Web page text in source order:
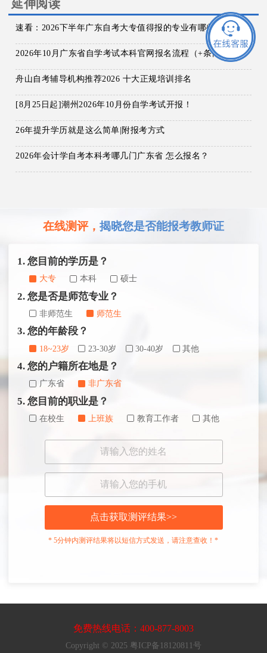
延伸阅读
速看：2026下半年广东自考大专值得报的专业有哪些？附报名时间与报考指南
2026年10月广东省自学考试本科官网报名流程（+条件）
舟山自考辅导机构推荐2026 十大正规培训排名
[8月25日起]潮州2026年10月份自学考试开报！
26年提升学历就是这么简单|附报考方式
2026年会计学自考本科考哪几门广东省 怎么报名？
在线测评， 揭晓您是否能报考教师证
1. 您目前的学历是？
大专 本科 硕士
2. 您是否是师范专业？
非师范生 师范生
3. 您的年龄段？
18~23岁 23-30岁 30-40岁 其他
4. 您的户籍所在地是？
广东省 非广东省
5. 您目前的职业是？
在校生 上班族 教育工作者 其他
点击获取测评结果>>
* 5分钟内测评结果将以短信方式发送，请注意查收！*
免费热线电话：400-877-8003
Copyright © 2025 粤ICP备18120811号